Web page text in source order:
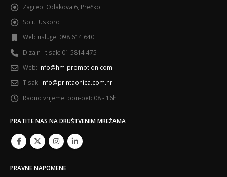
Zagreb: Odakova 6, Prečko
Split: Uskoro
Web usluge: 098 614 640
Dizajn i tisak: 01 5814 475
Web: info@hm-promotion.com
Tisak: info@printaonica.com.hr
Radno vrijeme: pon-pet: 08 - 16h
PRATITE NAS NA DRUŠTVENIM MREŽAMA
PRAVNE NAPOMENE